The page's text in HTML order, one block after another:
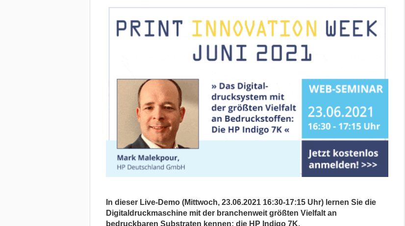
In dieser Live-Demo (Mittwoch, 23.06.2021 16:30-17:15Uhr) lernen Sie die
Digitaldruckmaschine mit der branchenweit größten Vielfalt an
bedruckbaren Substraten kennen: die HP Indigo 7K.